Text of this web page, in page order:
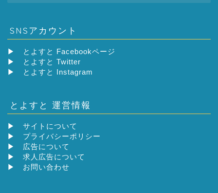
SNSアカウント
▶
とよすと Facebookページ
▶
とよすと Twitter
▶
とよすと Instagram
とよすと 運営情報
▶ サイトについて
▶ プライバシーポリシー
▶ 広告について
▶ 求人広告について
▶ お問い合わせ